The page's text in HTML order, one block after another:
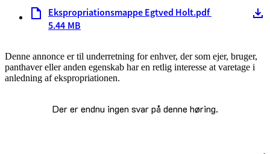
Ekspropriationsmappe Egtved Holt.pdf
5.44 MB
Denne annonce er til underretning for enhver, der som ejer, bruger,
panthaver eller anden egenskab har en retlig interesse at varetage i
anledning af ekspropriationen.
Der er endnu ingen svar på denne høring.